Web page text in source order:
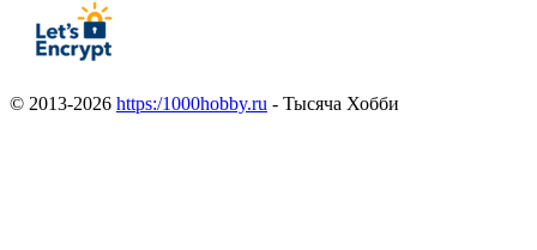
© 2013-2026 https:/1000hobby.ru - Тысяча Хобби